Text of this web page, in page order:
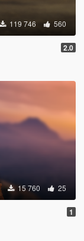
119 746 560
2.0
15 760 25
1